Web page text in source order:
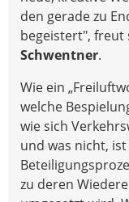
den gerade zu
begeistert", freut
Schwentner.
Wie ein
welche
wie sich
und was nicht,
zu deren